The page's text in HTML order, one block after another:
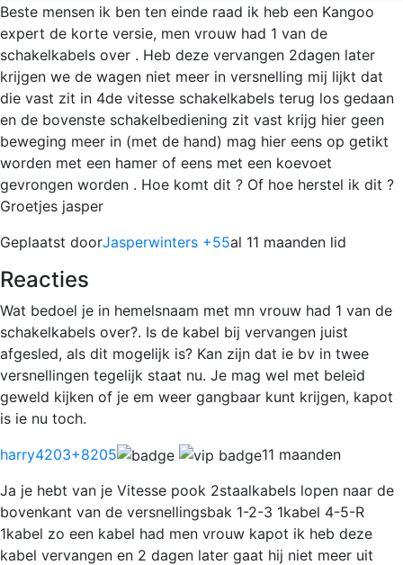
Beste mensen ik ben ten einde raad ik heb een Kangoo
expert de korte versie, men vrouw had 1 van de
schakelkabels over . Heb deze vervangen 2dagen later
krijgen we de wagen niet meer in versnelling mij lijkt dat
die vast zit in 4de vitesse schakelkabels terug los gedaan
en de bovenste schakelbediening zit vast krijg hier geen
beweging meer in (met de hand) mag hier eens op getikt
worden met een hamer of eens met een koevoet
gevrongen worden . Hoe komt dit ? Of hoe herstel ik dit ?
Groetjes jasper
Geplaatst doorJasperwinters +55al 11 maanden lid
Reacties
Wat bedoel je in hemelsnaam met mn vrouw had 1 van de
schakelkabels over?. Is de kabel bij vervangen juist
afgesled, als dit mogelijk is? Kan zijn dat ie bv in twee
versnellingen tegelijk staat nu. Je mag wel met beleid
geweld kijken of je em weer gangbaar kunt krijgen, kapot
is ie nu toch.
harry4203+8205
11 maanden
Ja je hebt van je Vitesse pook 2staalkabels lopen naar de
bovenkant van de versnellingsbak 1-2-3 1kabel 4-5-R
1kabel zo een kabel had men vrouw kapot ik heb deze
kabel vervangen en 2 dagen later gaat hij niet meer uit